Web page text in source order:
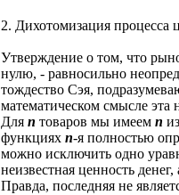
2. Дихотомизация процесса
Утверждение о том, что
нулю, - равносильно
тождество Сэя,
математическом смысле эта
Для n товаров мы имеем n
функциях n-я полностью
можно исключить одно
неизвестная ценность
Правда, последняя не